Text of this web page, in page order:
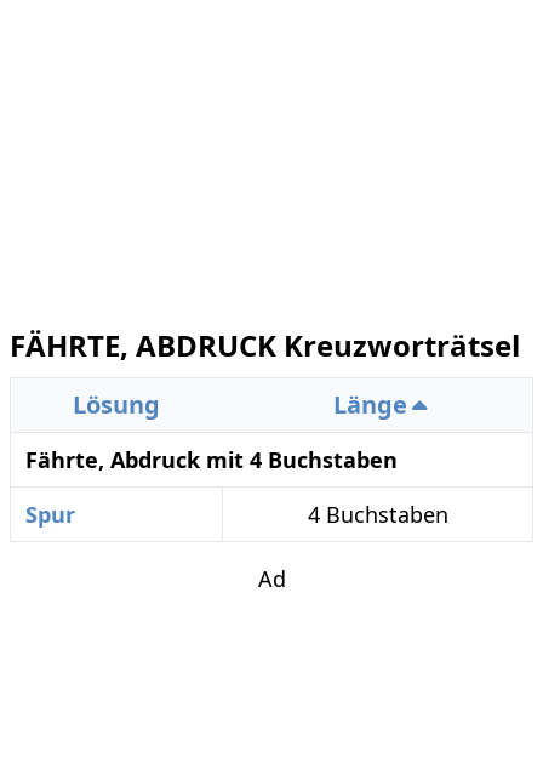
FÄHRTE, ABDRUCK Kreuzworträtsel
Lösung Länge
Fährte, Abdruck mit 4 Buchstaben
Spur
4 Buchstaben
Ad